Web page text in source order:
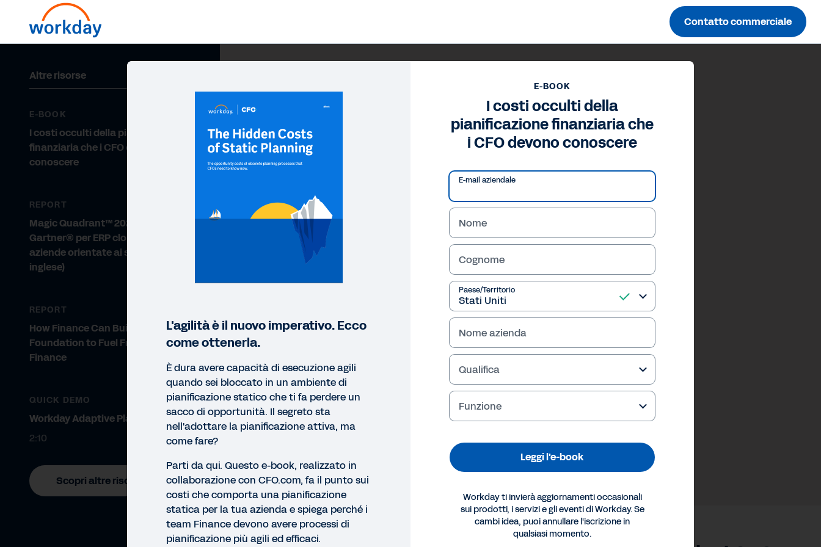
Contatto commerciale
E-BOOK
Altre risorse
E-BOOK
I costi occulti della pianificazione
finanziaria che i CFO devono
conoscere
REPORT
Magic Quadrant™ 2025 di
Gartner® per ERP cloud per le
aziende orientate ai servizi (in
inglese)
REPORT
How Finance Can Build a Data
Foundation to Fuel Frictionless
Finance
QUICK DEMO
Workday Adaptive Planning
2:10
Scopri altre risorse
E-BOOK
I costi occulti della
pianificazione finanziaria che
i CFO devono conoscere
E-mail aziendale
Nome
Cognome
Paese/Territorio
Nome azienda
Qualifica
Funzione
Leggi l'e-book
Workday ti invierà aggiornamenti occasionali
sui prodotti, i servizi e gli eventi di Workday. Se
cambi idea, puoi annullare l'iscrizione in
qualsiasi momento.
L'agilità è il nuovo imperativo. Ecco
come ottenerla.
È dura avere capacità di esecuzione agili
quando sei bloccato in un ambiente di
pianificazione statico che ti fa perdere un
sacco di opportunità. Il segreto sta
nell'adottare la pianificazione attiva, ma
come fare?
Parti da qui. Questo e-book, realizzato in
collaborazione con CFO.com, fa il punto sui
costi che comporta una pianificazione
statica per la tua azienda e spiega perché i
team Finance devono avere processi di
pianificazione più agili ed efficaci.